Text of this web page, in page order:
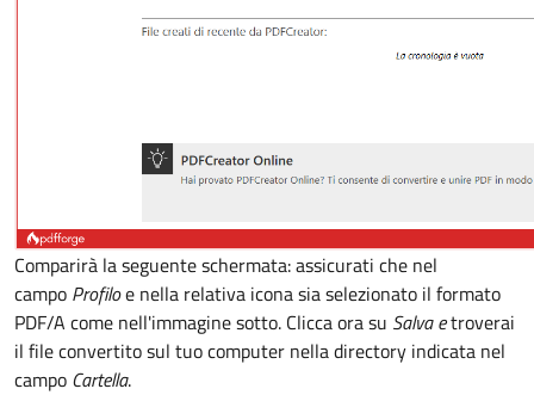
Comparirà la seguente schermata: assicurati che nel
campo Profiloe nella relativa icona sia selezionato il formato
PDF/A come nell'immagine sotto. Clicca ora su Salva etroverai
il file convertito sul tuo computer nella directory indicata nel
campo Cartella.